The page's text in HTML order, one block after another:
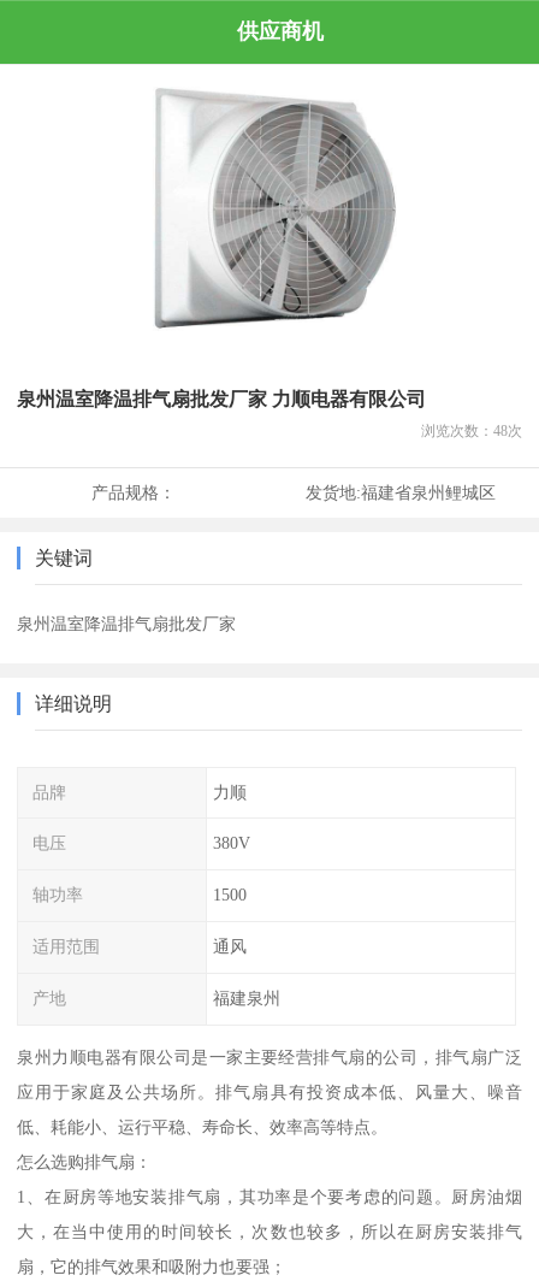
供应商机
泉州温室降温排气扇批发厂家 力顺电器有限公司
浏览次数： 48次
产品规格： 发货地:福建省泉州鲤城区
关键词
泉州温室降温排气扇批发厂家
详细说明
品牌 力顺
电压 380V
轴功率 1500
适用范围 通风
产地 福建泉州
泉州力顺电器有限公司是一家主要经营排气扇的公司，排气扇广泛
应用于家庭及公共场所。排气扇具有投资成本低、风量大、噪音
低、耗能小、运行平稳、寿命长、效率高等特点。
怎么选购排气扇：
1、在厨房等地安装排气扇，其功率是个要考虑的问题。厨房油烟
大，在当中使用的时间较长，次数也较多，所以在厨房安装排气
扇，它的排气效果和吸附力也要强；